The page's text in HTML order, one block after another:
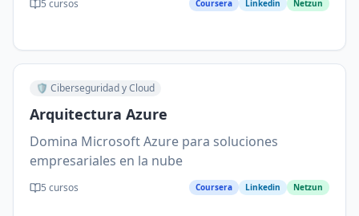
5 cursos Coursera Linkedin Netzun
🛡️ Ciberseguridad y Cloud
Arquitectura Azure
Domina Microsoft Azure para soluciones
empresariales en la nube
5 cursos Coursera Linkedin Netzun